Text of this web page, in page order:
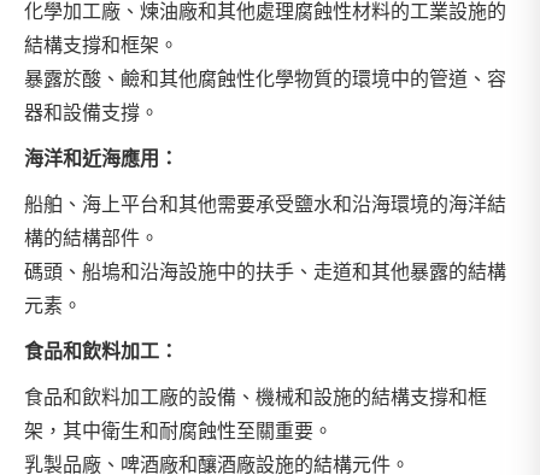
化學加工廠、煉油廠和其他處理腐蝕性材料的工業設施的
結構支撐和框架。
暴露於酸、鹼和其他腐蝕性化學物質的環境中的管道、容
器和設備支撐。
海洋和近海應用：
船舶、海上平台和其他需要承受鹽水和沿海環境的海洋結
構的結構部件。
碼頭、船塢和沿海設施中的扶手、走道和其他暴露的結構
元素。
食品和飲料加工：
食品和飲料加工廠的設備、機械和設施的結構支撐和框
架，其中衛生和耐腐蝕性至關重要。
乳製品廠、啤酒廠和釀酒廠設施的結構元件。